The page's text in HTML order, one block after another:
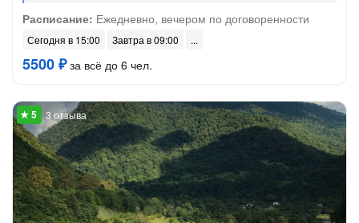
Расписание: Ежедневно, вечером по договоренности
Сегодня в 15:00 Завтра в 09:00
5500 ₽за всё до 6 чел.
3 отзыва